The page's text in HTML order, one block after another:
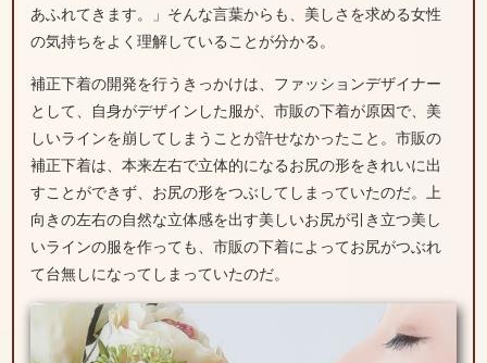
あふれてきます。」そんな言葉からも、美しさを求める女性
の気持ちをよく理解していることが分かる。
補正下着の開発を行うきっかけは、ファッションデザイナー
として、自身がデザインした服が、市販の下着が原因で、美
しいラインを崩してしまうことが許せなかったこと。市販の
補正下着は、本来左右で立体的になるお尻の形をきれいに出
すことができず、お尻の形をつぶしてしまっていたのだ。上
向きの左右の自然な立体感を出す美しいお尻が引き立つ美し
いラインの服を作っても、市販の下着によってお尻がつぶれ
て台無しになってしまっていたのだ。